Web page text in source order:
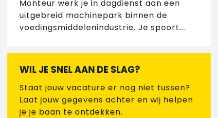
Monteur werk je in dagdienst aan een
uitgebreid machinepark binnen de
voedingsmiddelenindustrie. Je spoort...
WIL JE SNEL AAN DE SLAG?
Staat jouw vacature er nog niet tussen?
Laat jouw gegevens achter en wij helpen
je je baan te ontdekken.